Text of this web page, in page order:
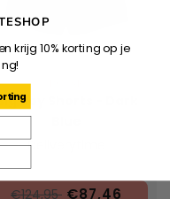
Boy Shorts - Dark
Deliverytime
€124,95 €87,46
krijg 10% korting op je